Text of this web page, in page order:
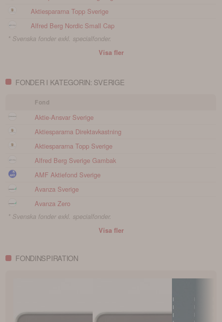
Aktiespararna Topp Sverige
Alfred Berg Nordic Small Cap
* Svenska fonder exkl. specialfonder.
Visa fler
FONDER I KATEGORIN: SVERIGE
Fond
Aktie-Ansvar Sverige
Aktiespararna Direktavkastning
Aktiespararna Topp Sverige
Alfred Berg Sverige Gambak
AMF Aktiefond Sverige
Avanza Sverige
Avanza Zero
* Svenska fonder exkl. specialfonder.
Visa fler
FONDINSPIRATION